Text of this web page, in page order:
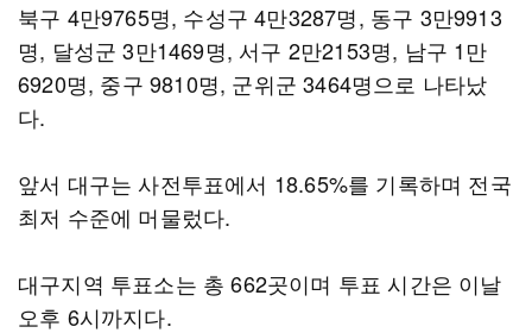
북구 4만9765명, 수성구 4만3287명, 동구 3만9913
명, 달성군 3만1469명, 서구 2만2153명, 남구 1만
6920명, 중구 9810명, 군위군 3464명으로 나타났
다.
앞서 대구는 사전투표에서 18.65%를 기록하며 전국
최저 수준에 머물렀다.
대구지역 투표소는 총 662곳이며 투표 시간은 이날
오후 6시까지다.